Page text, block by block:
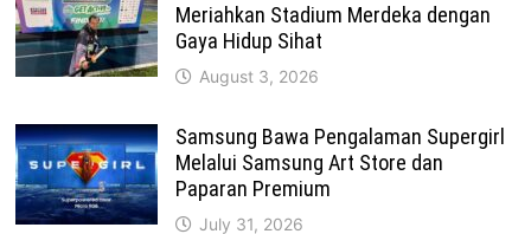
Meriahkan Stadium Merdeka dengan
Gaya Hidup Sihat
August 3, 2026
Samsung Bawa Pengalaman Supergirl
Melalui Samsung Art Store dan
Paparan Premium
July 31, 2026